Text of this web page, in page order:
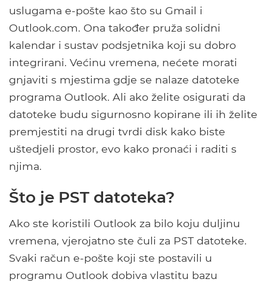
uslugama e-pošte kao što su Gmail i
Outlook.com. Ona također pruža solidni
kalendar i sustav podsjetnika koji su dobro
integrirani. Većinu vremena, nećete morati
gnjaviti s mjestima gdje se nalaze datoteke
programa Outlook. Ali ako želite osigurati da
datoteke budu sigurnosno kopirane ili ih želite
premjestiti na drugi tvrdi disk kako biste
uštedjeli prostor, evo kako pronaći i raditi s
njima.
Što je PST datoteka?
Ako ste koristili Outlook za bilo koju duljinu
vremena, vjerojatno ste čuli za PST datoteke.
Svaki račun e-pošte koji ste postavili u
programu Outlook dobiva vlastitu bazu